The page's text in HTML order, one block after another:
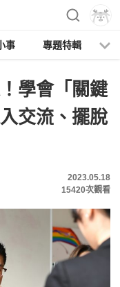
事 專題特輯
學會「關鍵
交流、擺脫
2023.05.18
15420次觀看